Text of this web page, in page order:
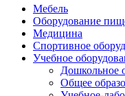
Мебель
Оборудование
Медицина
Спортивное
Учебное
Дошкольное
Общее